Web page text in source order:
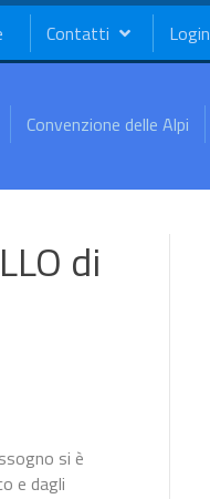
Contatti Login
Convenzione delle Alpi
di
si è
e dagli